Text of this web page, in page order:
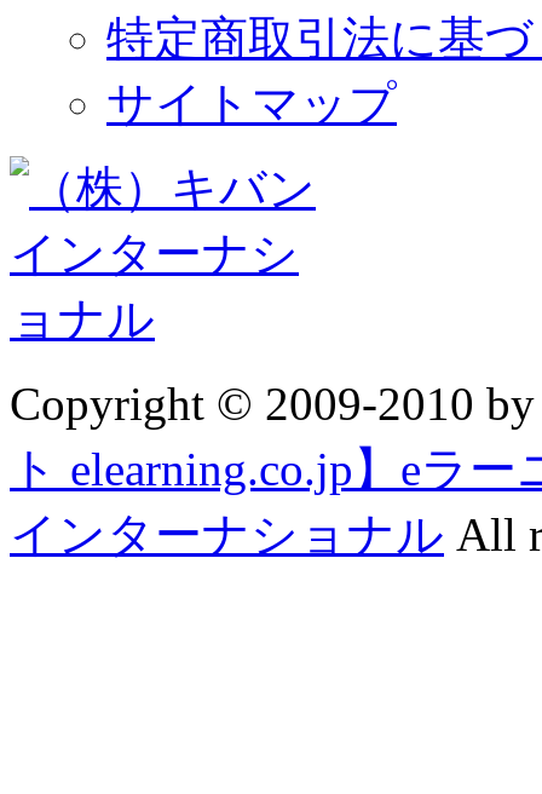
特定商取引法に基
サイトマップ
Copyright © 2009-2010
ト elearning.co.jp】eラ
インターナショナル All